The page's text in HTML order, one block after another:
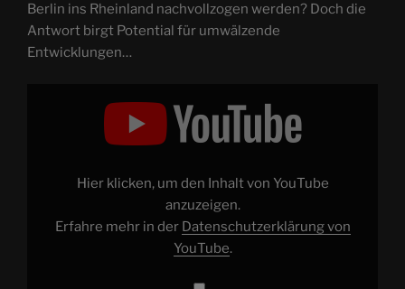
Berlin ins Rheinland nachvollzogen werden? Doch die
Antwort birgt Potential für umwälzende
Entwicklungen…
Hier klicken, um den Inhalt von YouTube
anzuzeigen.
Erfahre mehr in der Datenschutzerklärung von
YouTube.